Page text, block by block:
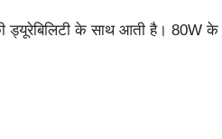
के साथ आती है। 80W के